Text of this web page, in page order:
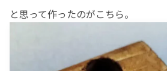
と思って作ったのがこちら。